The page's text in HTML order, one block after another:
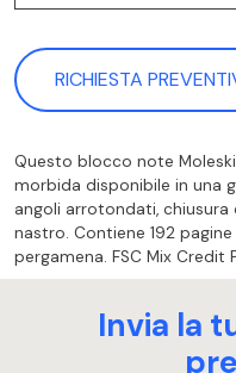
RICHIESTA
Questo blocco note
morbida disponibile in una
angoli arrotondati,
nastro. Contiene 192
pergamena. FSC Mix Credit
Invia la